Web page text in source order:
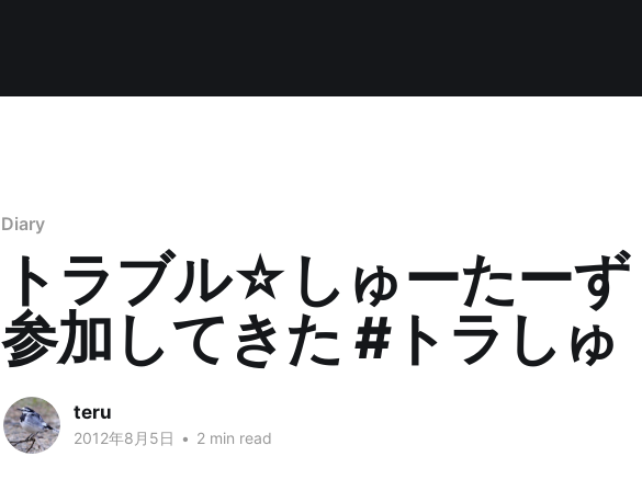
Diary
トラブル☆しゅーたー
参加してきた #トラしゅ
teru
2012年8月5日 • 2 min read